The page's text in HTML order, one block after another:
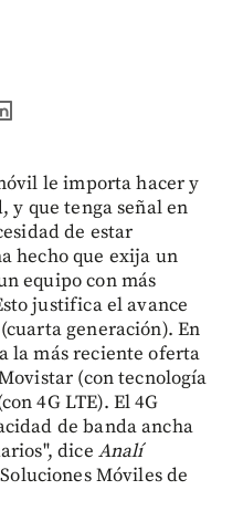
le importa hacer y
y que tenga señal en
de estar
hecho que exija un
equipo con más
justifica el avance
generación). En
la más reciente oferta
(con tecnología
4G LTE). El 4G
de banda ancha
dice Analí
Móviles de